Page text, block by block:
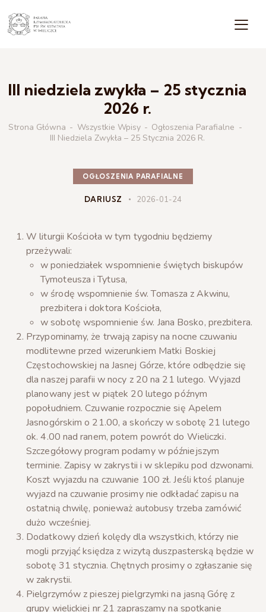
III niedziela zwykła – 25 stycznia
2026 r.
Strona Główna Wszystkie Wpisy
Ogłoszenia Parafialne
III Niedziela Zwykła – 25 Stycznia 2026 R.
OGŁOSZENIA PARAFIALNE
DARIUSZ 2026-01-24
W liturgii Kościoła w tym tygodniu będziemy
przeżywali:
w poniedziałek wspomnienie świętych biskupów
Tymoteusza i Tytusa,
w środę wspomnienie św. Tomasza z Akwinu,
prezbitera i doktora Kościoła,
w sobotę wspomnienie św. Jana Bosko, prezbitera.
Przypominamy, że trwają zapisy na nocne czuwaniu
modlitewne przed wizerunkiem Matki Boskiej
Częstochowskiej na Jasnej Górze, które odbędzie się
dla naszej parafii w nocy z 20 na 21 lutego. Wyjazd
planowany jest w piątek 20 lutego późnym
popołudniem. Czuwanie rozpocznie się Apelem
Jasnogórskim o 21.00, a skończy w sobotę 21 lutego
ok. 4.00 nad ranem, potem powrót do Wieliczki.
Szczegółowy program podamy w późniejszym
terminie. Zapisy w zakrystii i w sklepiku pod dzwonami.
Koszt wyjazdu na czuwanie 100 zł. Jeśli ktoś planuje
wyjazd na czuwanie prosimy nie odkładać zapisu na
ostatnią chwilę, ponieważ autobusy trzeba zamówić
dużo wcześniej.
Dodatkowy dzień kolędy dla wszystkich, którzy nie
mogli przyjąć księdza z wizytą duszpasterską będzie w
sobotę 31 stycznia. Chętnych prosimy o zgłaszanie się
w zakrystii.
Pielgrzymów z pieszej pielgrzymki na jasną Górę z
grupy wielickiej nr 21 zapraszamy na spotkanie